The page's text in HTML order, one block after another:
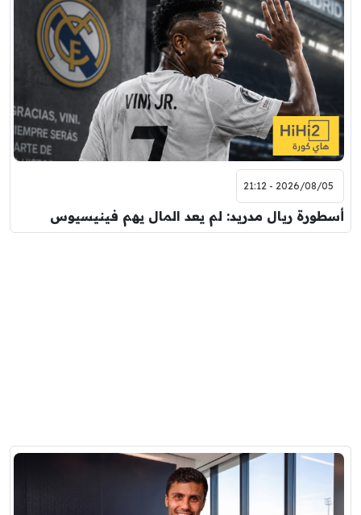
2026/08/05 - 21:12
أسطورة ريال مدريد: لم يعد المال يهم فينيسيوس